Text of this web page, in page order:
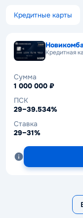
Кредитные карты
Кредитная
Сумма
1 000 000 ₽
ПСК
29–39.534%
Ставка
29–31%